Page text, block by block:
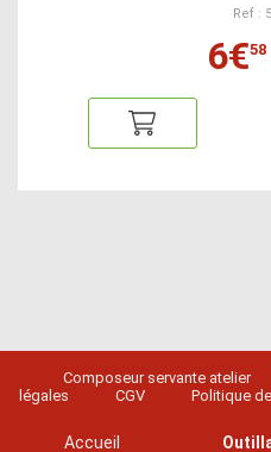
Ref :
6€58
Composeur servante atelier
légales
CGV Politique
Accueil